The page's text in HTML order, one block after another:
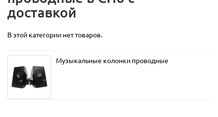
доставкой
В этой категории нет товаров.
Музыкальные колонки проводные